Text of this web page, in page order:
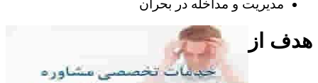
مدیریت و مداخله در بحران
هدف از